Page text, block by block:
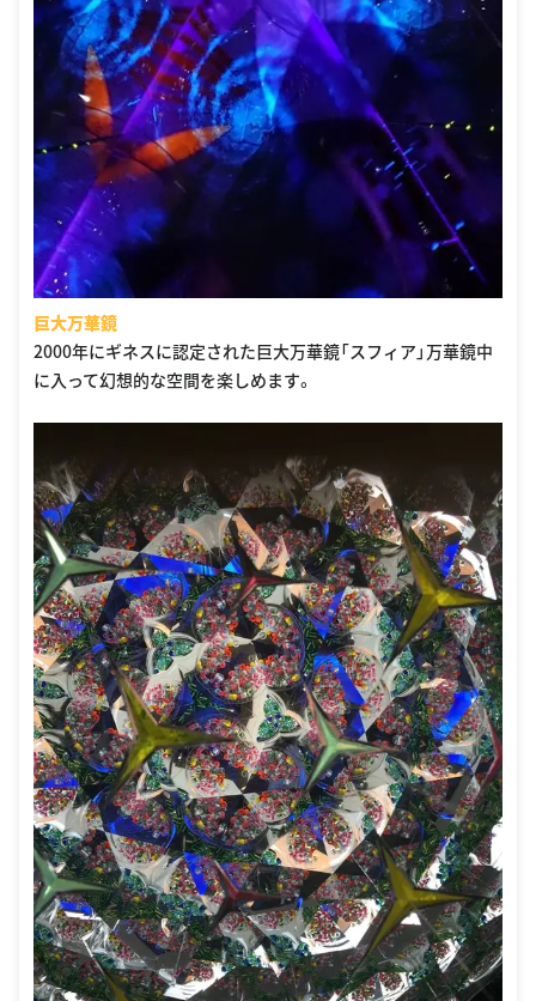
巨大万華鏡
2000年にギネスに認定された巨大万華鏡「スフィア」万華鏡中
に入って幻想的な空間を楽しめます。